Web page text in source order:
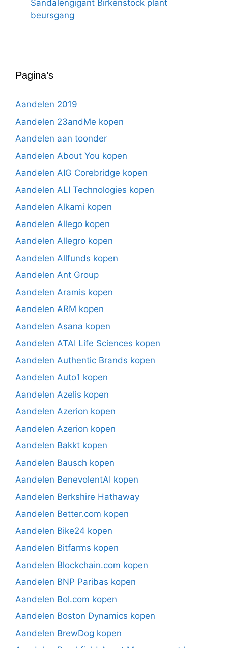
Sandalengigant Birkenstock plant
beursgang
Pagina’s
Aandelen 2019
Aandelen 23andMe kopen
Aandelen aan toonder
Aandelen About You kopen
Aandelen AIG Corebridge kopen
Aandelen ALI Technologies kopen
Aandelen Alkami kopen
Aandelen Allego kopen
Aandelen Allegro kopen
Aandelen Allfunds kopen
Aandelen Ant Group
Aandelen Aramis kopen
Aandelen ARM kopen
Aandelen Asana kopen
Aandelen ATAI Life Sciences kopen
Aandelen Authentic Brands kopen
Aandelen Auto1 kopen
Aandelen Azelis kopen
Aandelen Azerion kopen
Aandelen Azerion kopen
Aandelen Bakkt kopen
Aandelen Bausch kopen
Aandelen BenevolentAI kopen
Aandelen Berkshire Hathaway
Aandelen Better.com kopen
Aandelen Bike24 kopen
Aandelen Bitfarms kopen
Aandelen Blockchain.com kopen
Aandelen BNP Paribas kopen
Aandelen Bol.com kopen
Aandelen Boston Dynamics kopen
Aandelen BrewDog kopen